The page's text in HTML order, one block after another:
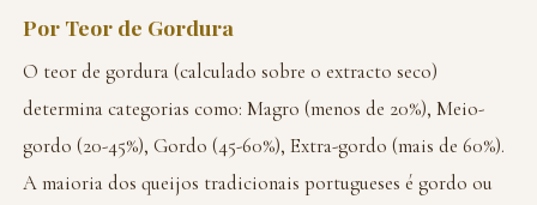
Por Teor de Gordura
O teor de gordura (calculado sobre o extracto seco)
determina categorias como: Magro (menos de 20%), Meio-
gordo (20-45%), Gordo (45-60%), Extra-gordo (mais de 60%).
A maioria dos queijos tradicionais portugueses é gordo ou